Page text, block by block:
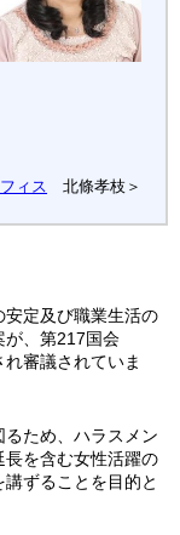
ィス 北條孝枝＞
定及び職業生活の
が、第217国会
審議されていま
ため、ハラスメン
長を含む女性活躍の
ずることを目的と